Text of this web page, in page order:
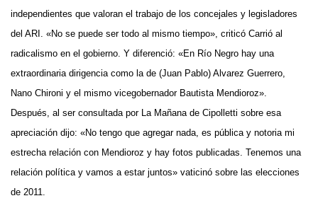
independientes que valoran el trabajo de los concejales y legisladores
del ARI. «No se puede ser todo al mismo tiempo», criticó Carrió al
radicalismo en el gobierno. Y diferenció: «En Río Negro hay una
extraordinaria dirigencia como la de (Juan Pablo) Alvarez Guerrero,
Nano Chironi y el mismo vicegobernador Bautista Mendioroz».
Después, al ser consultada por La Mañana de Cipolletti sobre esa
apreciación dijo: «No tengo que agregar nada, es pública y notoria mi
estrecha relación con Mendioroz y hay fotos publicadas. Tenemos una
relación política y vamos a estar juntos» vaticinó sobre las elecciones
de 2011.